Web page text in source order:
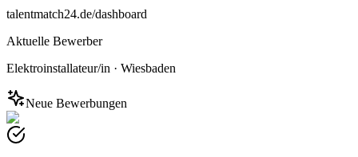
talentmatch24.de/dashboard
Aktuelle Bewerber
Elektroinstallateur/in · Wiesbaden
Neue Bewerbungen